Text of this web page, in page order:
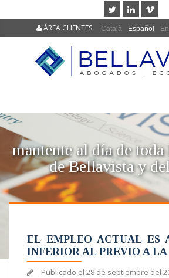
Català Español
ÁREA CLIENTES
mantente al día de
de Bellavista y
EL EMPLEO ACTUAL ES
INFERIOR AL PREVIO A LA
Publicado el 28 de septiembre del